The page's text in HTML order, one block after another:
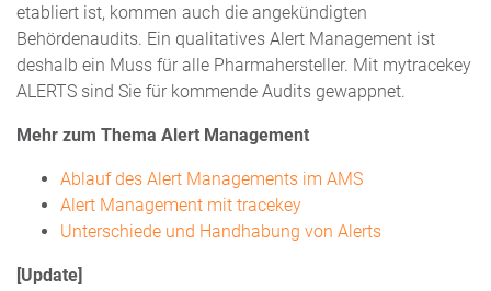
etabliert ist, kommen auch die angekündigten
Behördenaudits. Ein qualitatives Alert Management ist
deshalb ein Muss für alle Pharmahersteller. Mit mytracekey
ALERTS sind Sie für kommende Audits gewappnet.
Mehr zum Thema Alert Management
Ablauf des Alert Managements im AMS
Alert Management mit tracekey
Unterschiede und Handhabung von Alerts
[Update]